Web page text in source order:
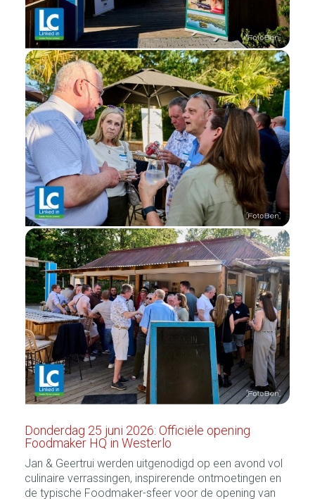
Donderdag 25 juni 2026: Officiële opening
Foodmaker HQ in Westerlo
Jan & Geertrui werden uitgenodigd op een avond vol
culinaire verrassingen, inspirerende ontmoetingen en
de typische Foodmaker-sfeer voor de opening van